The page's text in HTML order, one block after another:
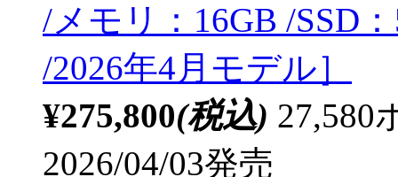
/メモリ：16GB /SSD
/2026年4月モデル］
¥275,800(税込) 27,580
2026/04/03発売